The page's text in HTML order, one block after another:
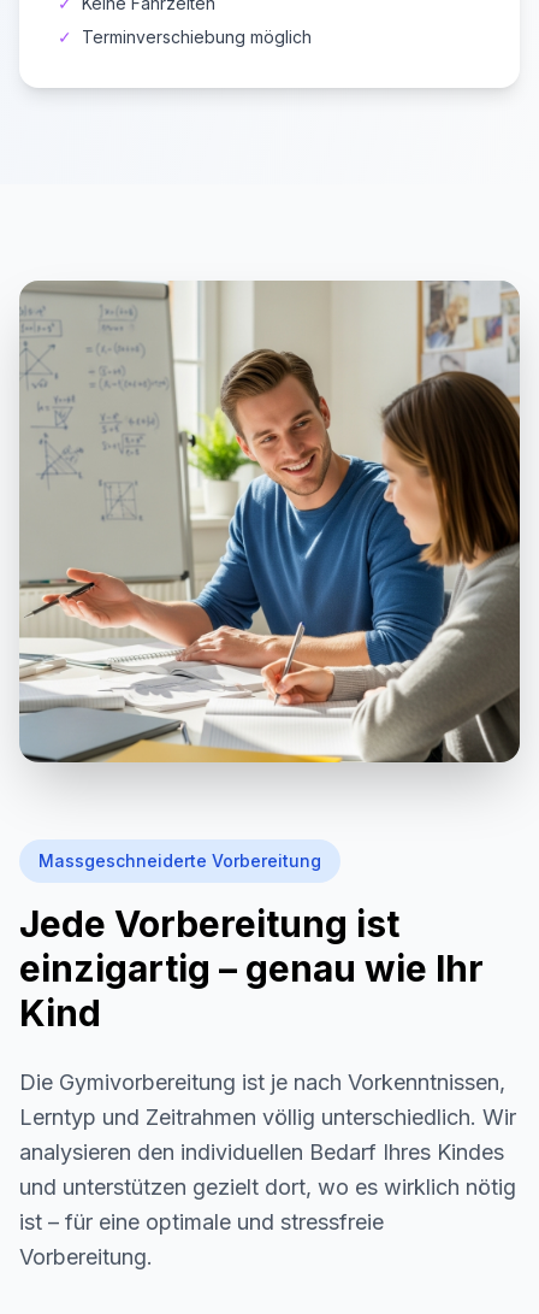
✓
Terminverschiebung möglich
Massgeschneiderte Vorbereitung
Jede Vorbereitung ist
einzigartig – genau wie Ihr
Kind
Die Gymivorbereitung ist je nach Vorkenntnissen,
Lerntyp und Zeitrahmen völlig unterschiedlich. Wir
analysieren den individuellen Bedarf Ihres Kindes
und unterstützen gezielt dort, wo es wirklich nötig
ist – für eine optimale und stressfreie
Vorbereitung.